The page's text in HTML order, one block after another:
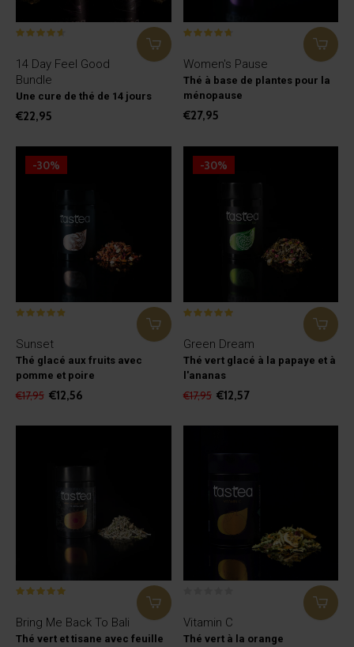
14 Day Feel Good
Bundle
Une cure de thé de 14 jours
€22,95
Women's Pause
Thé à base de plantes pour la
ménopause
€27,95
-30%
Sunset
Thé glacé aux fruits avec
pomme et poire
€17,95 €12,56
-30%
Green Dream
Thé vert glacé à la papaye et à
l'ananas
€17,95 €12,57
Bring Me Back To Bali
Thé vert et tisane avec feuille
Vitamin C
Thé vert à la orange